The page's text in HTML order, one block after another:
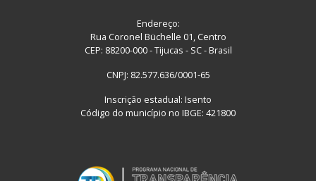
Endereço:
Rua Coronel Büchelle 01, Centro
CEP: 88200-000 - Tijucas - SC - Brasil
CNPJ: 82.577.636/0001-65
Inscrição estadual: Isento
Código do município no IBGE: 421800